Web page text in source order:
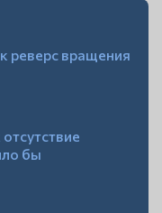
реверс вращения
бы